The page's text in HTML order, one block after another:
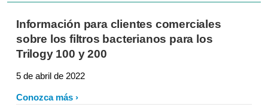
Información para clientes comerciales
sobre los filtros bacterianos para los
Trilogy 100 y 200
5 de abril de 2022
Conozca más